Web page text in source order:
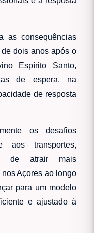
as consequências
dois anos após o
Espírito Santo,
de espera, na
de resposta
os desafios
aos transportes,
de atrair mais
Açores ao longo
para um modelo
e ajustado à